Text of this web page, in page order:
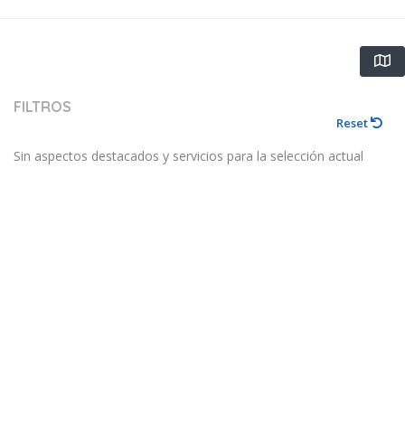
FILTROS
Reset
Sin aspectos destacados y servicios para la selección actual